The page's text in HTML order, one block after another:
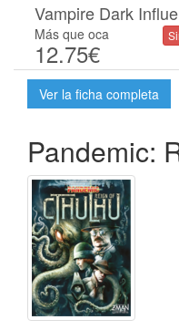
Vampire Dark
Más que oca
12.75€
Ver la ficha completa
Pandemic: